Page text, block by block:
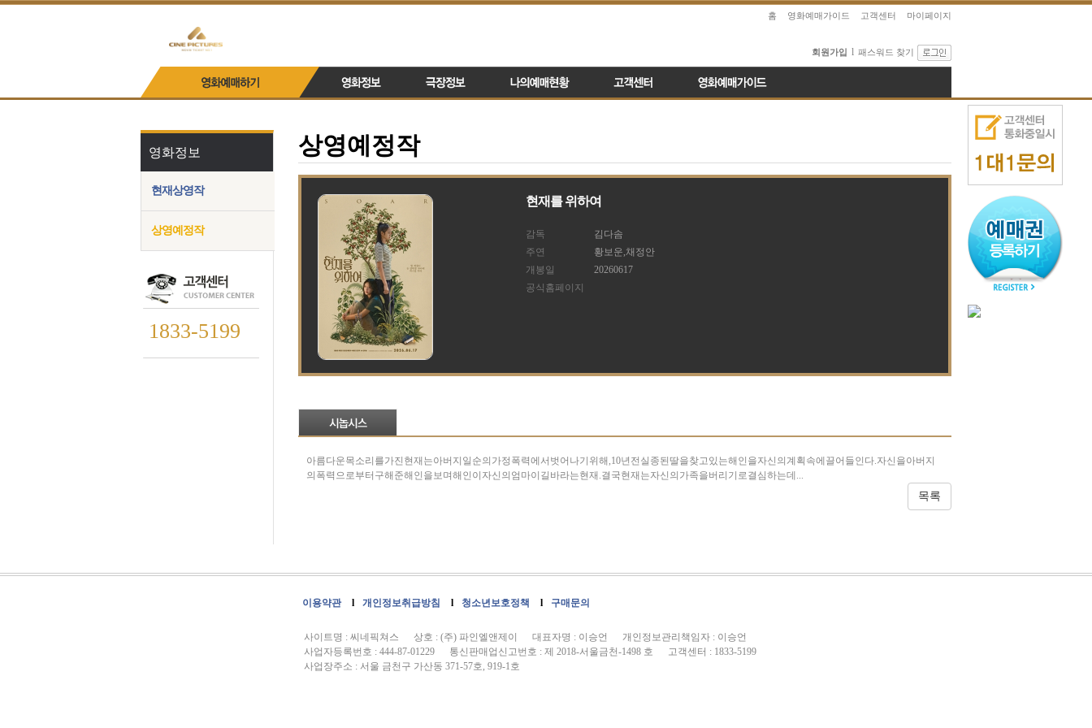
홈 영화예매가이드 고객센터 마이페이지
회원가입 l 패스워드 찾기
영화정보
현재상영작
상영예정작
1833-5199
상영예정작
현재를 위하여
감독
주연
개봉일
공식홈페이지
김다솜
황보운,채정안
20260617
아름다운목소리를가진현재는아버지일순의가정폭력에서벗어나기위해,10년전실종된딸을찾고있는해인을자신의계획속에끌어들인다.자신을아버지
의폭력으로부터구해준해인을보며해인이자신의엄마이길바라는현재.결국현재는자신의가족을버리기로결심하는데...
이용약관 l 개인정보취급방침 l 청소년보호정책 l 구매문의
사이트명 : 씨네픽쳐스 상호 : (주) 파인엘앤제이 대표자명 : 이승언 개인정보관리책임자 : 이승언
사업자등록번호 : 444-87-01229 통신판매업신고번호 : 제 2018-서울금천-1498 호 고객센터 : 1833-5199
사업장주소 : 서울 금천구 가산동 371-57호, 919-1호